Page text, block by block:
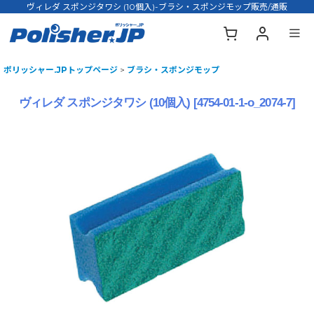
ヴィレダ スポンジタワシ (10個入)-ブラシ・スポンジモップ販売/通販
ポリッシャー.JPトップページ > ブラシ・スポンジモップ
ヴィレダ スポンジタワシ (10個入) [4754-01-1-o_2074-7]